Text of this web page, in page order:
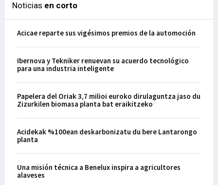
Noticias en corto
Acicae reparte sus vigésimos premios de la automoción
Ibernova y Tekniker renuevan su acuerdo tecnológico
para una industria inteligente
Papelera del Oriak 3,7 milioi euroko dirulaguntza jaso du
Zizurkilen biomasa planta bat eraikitzeko
Acidekak %100ean deskarbonizatu du bere Lantarongo
planta
Una misión técnica a Benelux inspira a agricultores
alaveses